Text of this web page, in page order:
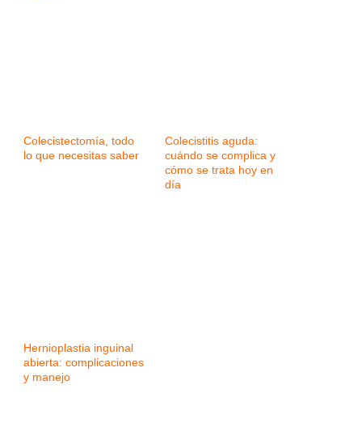
Colecistectomía, todo
lo que necesitas saber
Colecistitis aguda:
cuándo se complica y
cómo se trata hoy en
día
Hernioplastia inguinal
abierta: complicaciones
y manejo